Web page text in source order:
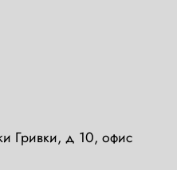
Гривки, д 10, офис